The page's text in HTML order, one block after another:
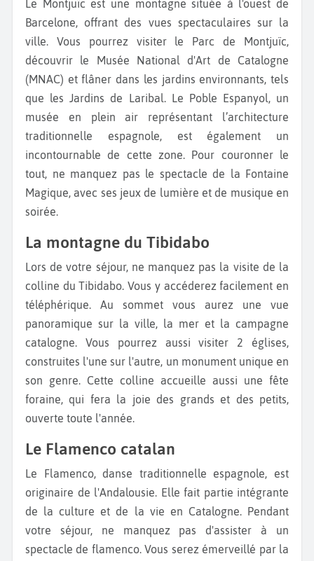
Le Montjuïc est une montagne située à l'ouest de
Barcelone, offrant des vues spectaculaires sur la
ville. Vous pourrez visiter le Parc de Montjuïc,
découvrir le Musée National d'Art de Catalogne
(MNAC) et flâner dans les jardins environnants, tels
que les Jardins de Laribal. Le Poble Espanyol, un
musée en plein air représentant l’architecture
traditionnelle espagnole, est également un
incontournable de cette zone. Pour couronner le
tout, ne manquez pas le spectacle de la Fontaine
Magique, avec ses jeux de lumière et de musique en
soirée.
La montagne du Tibidabo
Lors de votre séjour, ne manquez pas la visite de la
colline du Tibidabo. Vous y accéderez facilement en
téléphérique. Au sommet vous aurez une vue
panoramique sur la ville, la mer et la campagne
catalogne. Vous pourrez aussi visiter 2 églises,
construites l'une sur l'autre, un monument unique en
son genre. Cette colline accueille aussi une fête
foraine, qui fera la joie des grands et des petits,
ouverte toute l'année.
Le Flamenco catalan
Le Flamenco, danse traditionnelle espagnole, est
originaire de l'Andalousie. Elle fait partie intégrante
de la culture et de la vie en Catalogne. Pendant
votre séjour, ne manquez pas d'assister à un
spectacle de flamenco. Vous serez émerveillé par la